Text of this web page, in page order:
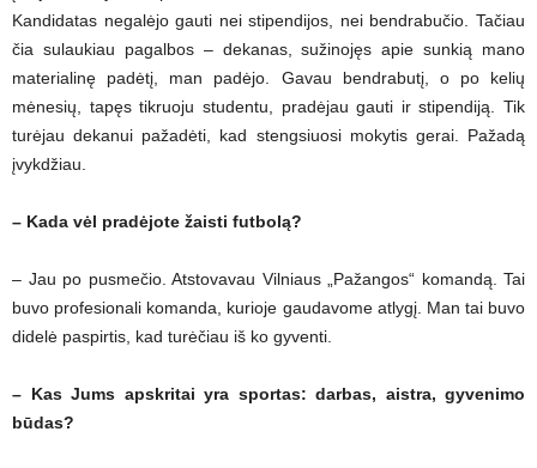
Kandidatas negalėjo gauti nei stipendijos, nei bendrabučio. Tačiau
čia sulaukiau pagalbos – dekanas, sužinojęs apie sunkią mano
materialinę padėtį, man padėjo. Gavau bendrabutį, o po kelių
mėnesių, tapęs tikruoju studentu, pradėjau gauti ir stipendiją. Tik
turėjau dekanui pažadėti, kad stengsiuosi mokytis gerai. Pažadą
įvykdžiau.
– Kada vėl pradėjote žaisti futbolą?
– Jau po pusmečio. Atstovavau Vilniaus „Pažangos“ komandą. Tai
buvo profesionali komanda, kurioje gaudavome atlygį. Man tai buvo
didelė paspirtis, kad turėčiau iš ko gyventi.
– Kas Jums apskritai yra sportas: darbas, aistra, gyvenimo
būdas?